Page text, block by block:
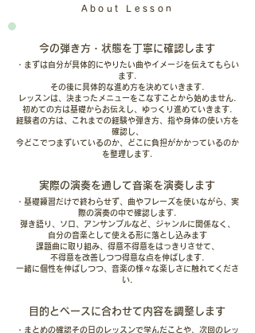
About Lesson
今の弾き方・状態を丁寧に確認します
・まずは自分が具体的にやりたい曲やイメージを伝えてもらい
ます.
その後に具体的な進め方を決めていきます.
レッスンは、決まったメニューをこなすことから始めません.
初めての方は基礎からお伝えし、ゆっくり進めていきます.
経験者の方は、これまでの経験や弾き方、指や身体の使い方を
確認し、
今どこでつまずいているのか、どこに負担がかかっているのか
を整理します.
実際の演奏を通して音楽を演奏します
・基礎練習だけで終わらせず、
曲やフレーズを使いながら、実
際の演奏の中で確認します.
弾き語り、ソロ、アンサンブルなど、
ジャンルに関係なく、
自分の音楽として使える形に落とし込みます
課題曲に取り組み、得意不得意をはっきりさせて、
不得意を改善しつつ得意な点を伸ばします.
一緒に個性を伸ばしつつ、音楽の様々な楽しさに触れてくださ
い.
目的とペースに合わせて内容を調整します
・まとめの確認その日のレッスンで学んだことや、次回のレッ